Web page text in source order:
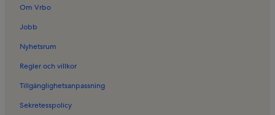
Om Vrbo
Jobb
Nyhetsrum
Regler och villkor
Tillgänglighetsanpassning
Sekretesspolicy